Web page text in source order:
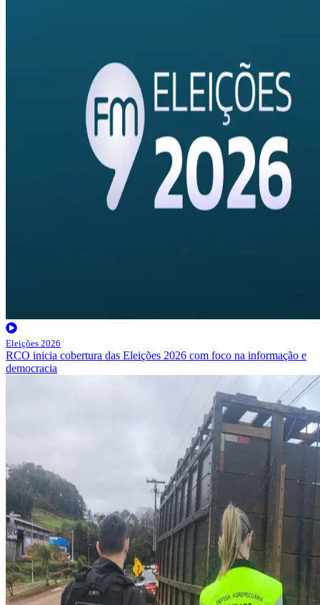
Eleições 2026
RCO inicia cobertura das Eleições 2026 com foco na informação e
democracia